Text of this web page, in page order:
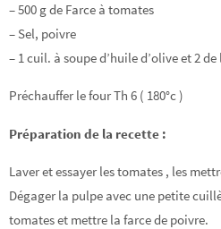
– 500 g de Farce à tomates
– Sel, poivre
– 1 cuil. à soupe d’huile d’olive et 2
Préchauffer le four Th 6 ( 180°c )
Préparation de la recette :
Laver et essayer les tomates , les
Dégager la pulpe avec une petite
tomates et mettre la farce de poivre.